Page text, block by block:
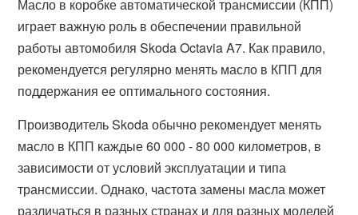
Масло в коробке автоматической трансмиссии (КПП)
играет важную роль в обеспечении правильной
работы автомобиля Skoda Octavia A7. Как правило,
рекомендуется регулярно менять масло в КПП для
поддержания ее оптимального состояния.
Производитель Skoda обычно рекомендует менять
масло в КПП каждые 60 000 - 80 000 километров, в
зависимости от условий эксплуатации и типа
трансмиссии. Однако, частота замены масла может
различаться в разных странах и для разных моделей